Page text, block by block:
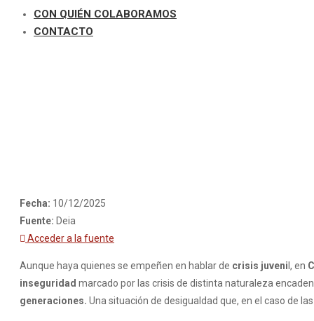
CON QUIÉN COLABORAMOS
CONTACTO
Fecha: 10/12/2025
Fuente: Deia
Acceder a la fuente
Aunque haya quienes se empeñen en hablar de crisis juveni l, en
inseguridad marcado por las crisis de distinta naturaleza
generaciones. Una situación de desigualdad que, en el caso de